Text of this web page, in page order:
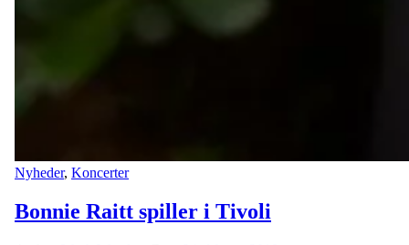
Nyheder, Koncerter
Bonnie Raitt spiller i Tivoli